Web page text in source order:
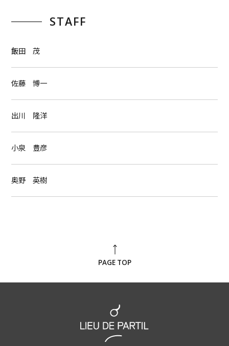
STAFF
飯田 茂
佐藤 博一
出川 隆洋
小泉 豊彦
奥野 英樹
PAGE TOP